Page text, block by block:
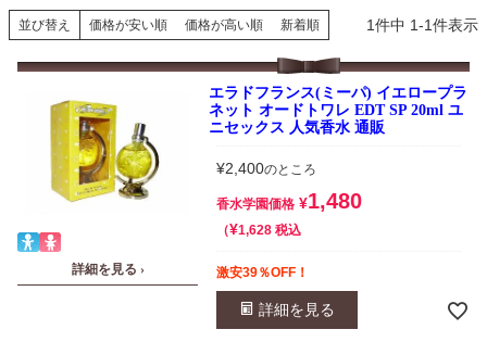
並び替え 価格が安い順 価格が高い順 新着順 1件中 1-1件表示
詳細を見る ›
エラドフランス(ミーパ) イエロープラ
ネット オードトワレ EDT SP 20ml ユ
ニセックス 人気香水 通販
¥2,400のところ
香水学園価格 ¥1,480
¥1,628 税込
激安39％OFF！
詳細を見る